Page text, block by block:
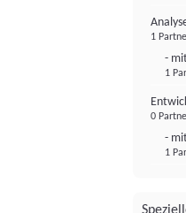
1
-
1
0
-
1